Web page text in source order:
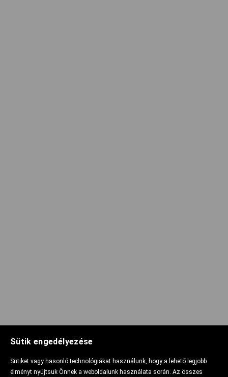
Sütik engedélyezése
Sütiket vagy hasonló technológiákat használunk, hogy a lehető legjobb
élményt nyújtsuk Önnek a weboldalunk használata során. Az összes